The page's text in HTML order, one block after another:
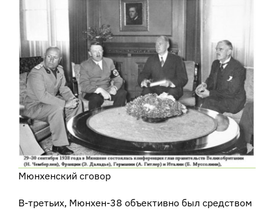
Мюнхенский сговор
В-третьих, Мюнхен-38 объективно был средством